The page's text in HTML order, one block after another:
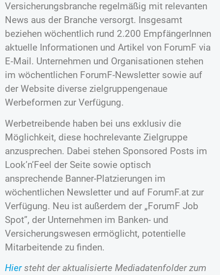
Versicherungsbranche regelmäßig mit relevanten
News aus der Branche versorgt. Insgesamt
beziehen wöchentlich rund 2.200 EmpfängerInnen
aktuelle Informationen und Artikel von ForumF via
E‑Mail. Unternehmen und Organisationen stehen
im wöchentlichen ForumF-Newsletter sowie auf
der Website diverse zielgruppengenaue
Werbeformen zur Verfügung.
Werbetreibende haben bei uns exklusiv die
Möglichkeit, diese hochrelevante Zielgruppe
anzusprechen. Dabei stehen Sponsored Posts im
Look’n’Feel der Seite sowie optisch
ansprechende Banner-Platzierungen im
wöchentlichen Newsletter und auf ForumF.at zur
Verfügung. Neu ist außerdem der „ForumF Job
Spot”, der Unternehmen im Banken- und
Versicherungswesen ermöglicht, potentielle
Mitarbeitende zu finden.
Hiersteht der aktualisierte Mediadatenfolder zum